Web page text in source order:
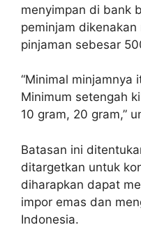
menyimpan di bank
peminjam
pinjaman sebesar
“Minimal minjamnya
Minimum setengah
10 gram, 20 gram,”
Batasan ini
ditargetkan untuk
diharapkan dapat
impor emas dan
Indonesia.